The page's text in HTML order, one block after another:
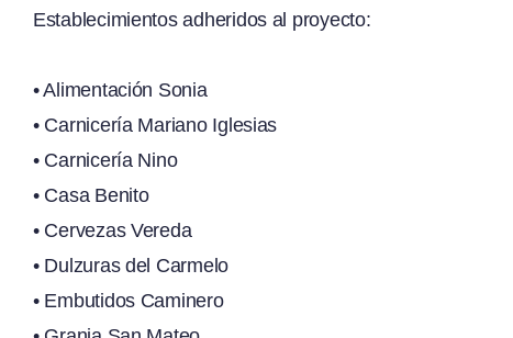
Establecimientos adheridos al proyecto:
• Alimentación Sonia
• Carnicería Mariano Iglesias
• Carnicería Nino
• Casa Benito
• Cervezas Vereda
• Dulzuras del Carmelo
• Embutidos Caminero